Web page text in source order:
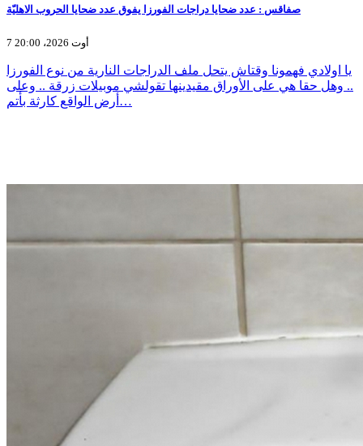
صفاقس : عدد ضحايا دراجات الفورزا يفوق عدد ضحايا الحروب الاهليّة
7 أوت 2026، 20:00
يا اولادي فهمونا وقتاش يتحل ملف الدراجات النارية من نوع الفورزا
.. وهل حقا هي على الأوراق مقيدينها تقولشي موبيلات زرقة .. وعلى
أرض الواقع كارثة بأتم…